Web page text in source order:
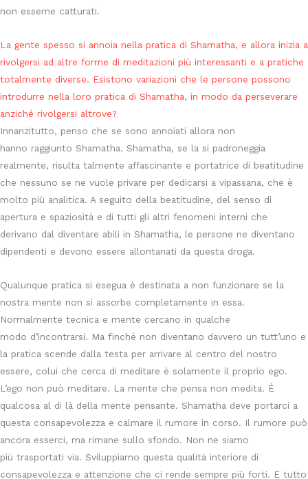
non esserne catturati.
La gente spesso si annoia nella pratica di Shamatha, e allora inizia a
rivolgersi ad altre forme di meditazioni più interessanti e a pratiche
totalmente diverse. Esistono variazioni che le persone possono
introdurre nella loro pratica di Shamatha, in modo da perseverare
anziché rivolgersi altrove?
Innanzitutto, penso che se sono annoiati allora non
hanno raggiunto Shamatha. Shamatha, se la si padroneggia
realmente, risulta talmente affascinante e portatrice di beatitudine
che nessuno se ne vuole privare per dedicarsi a vipassana, che è
molto più analitica. A seguito della beatitudine, del senso di
apertura e spaziosità e di tutti gli altri fenomeni interni che
derivano dal diventare abili in Shamatha, le persone ne diventano
dipendenti e devono essere allontanati da questa droga.
Qualunque pratica si esegua è destinata a non funzionare se la
nostra mente non si assorbe completamente in essa.
Normalmente tecnica e mente cercano in qualche
modo d’incontrarsi. Ma finché non diventano davvero un tutt’uno e
la pratica scende dalla testa per arrivare al centro del nostro
essere, colui che cerca di meditare è solamente il proprio ego.
L’ego non può meditare. La mente che pensa non medita. È
qualcosa al di là della mente pensante. Shamatha deve portarci a
questa consapevolezza e calmare il rumore in corso. Il rumore può
ancora esserci, ma rimane sullo sfondo. Non ne siamo
più trasportati via. Sviluppiamo questa qualità interiore di
consapevolezza e attenzione che ci rende sempre più forti. E tutto